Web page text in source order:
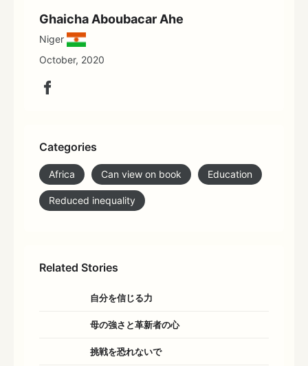
Ghaicha Aboubacar Ahe
Niger
October, 2020
Categories
Africa Can view on book Education
Reduced inequality
Related Stories
自分を信じる力
母の強さと革新者の心
挑戦を恐れないで